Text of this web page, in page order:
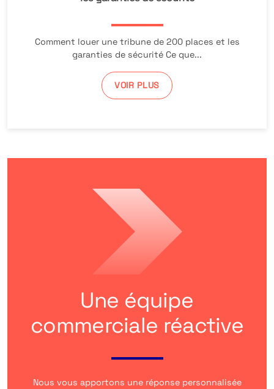
Comment louer une tribune de 200 places et les
garanties de sécurité Ce que...
VOIR PLUS
Une équipe
commerciale réactive
Nous vous apportons une réponse personnalisée